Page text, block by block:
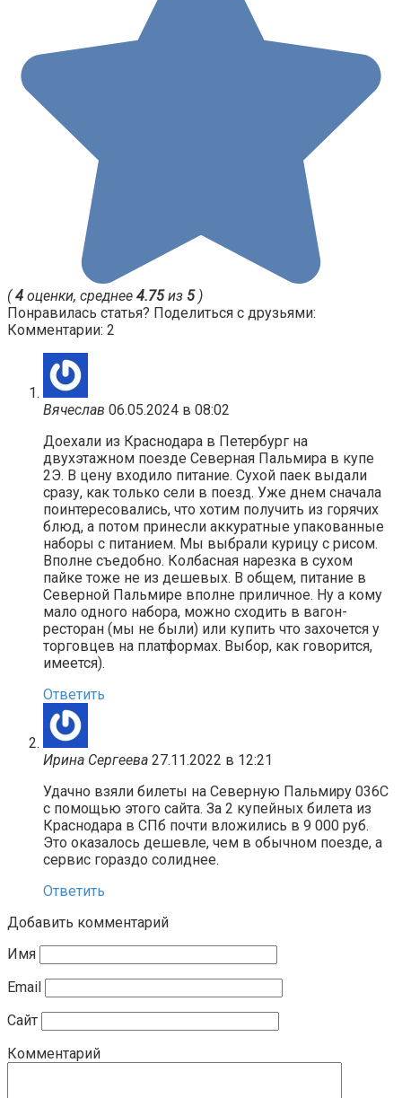
(4 оценки, среднее 4.75из 5)
Понравилась статья? Поделиться с друзьями:
Комментарии: 2
Вячеслав 06.05.2024 в 08:02
Доехали из Краснодара в Петербург на
двухэтажном поезде Северная Пальмира в купе
2Э. В цену входило питание. Сухой паек выдали
сразу, как только сели в поезд. Уже днем сначала
поинтересовались, что хотим получить из горячих
блюд, а потом принесли аккуратные упакованные
наборы с питанием. Мы выбрали курицу с рисом.
Вполне съедобно. Колбасная нарезка в сухом
пайке тоже не из дешевых. В общем, питание в
Северной Пальмире вполне приличное. Ну а кому
мало одного набора, можно сходить в вагон-
ресторан (мы не были) или купить что захочется у
торговцев на платформах. Выбор, как говорится,
имеется).
Ответить
Ирина Сергеева 27.11.2022 в 12:21
Удачно взяли билеты на Северную Пальмиру 036С
с помощью этого сайта. За 2 купейных билета из
Краснодара в СПб почти вложились в 9 000 руб.
Это оказалось дешевле, чем в обычном поезде, а
сервис гораздо солиднее.
Ответить
Добавить комментарий
Имя
Email
Сайт
Комментарий